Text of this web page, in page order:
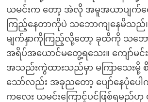
ယမင်းက တော့ အဲလို အမူအယာပျက်လ
ကြည့်နေတာကိုပဲ သဘောကျနေမိသည်
မျက်နှာကိုကြည့်လို့တော့ ခုထိကို သဘ
အရိပ်အယောင်မတွေ့ရသေး။ ကျော်မ
အသည်းကွဲထားသည်မှာ မကြာသေးမို့
သော်လည်း အခုညတော့ ပျော်နေပုံပေါ
ကလေး ယမင်းကြောင့်ပင်ဖြစ်ရမည်